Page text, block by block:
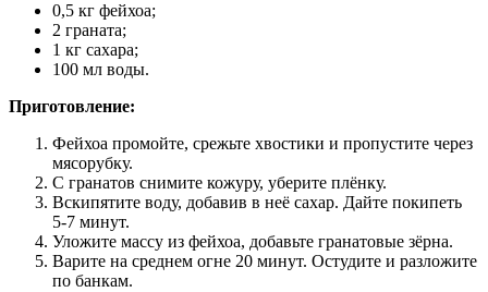
0,5 кг фейхоа;
2 граната;
1 кг сахара;
100 мл воды.
Приготовление:
Фейхоа промойте, срежьте хвостики и пропустите через
мясорубку.
С гранатов снимите кожуру, уберите плёнку.
Вскипятите воду, добавив в неё сахар. Дайте покипеть
5-7 минут.
Уложите массу из фейхоа, добавьте гранатовые зёрна.
Варите на среднем огне 20 минут. Остудите и разложите
по банкам.